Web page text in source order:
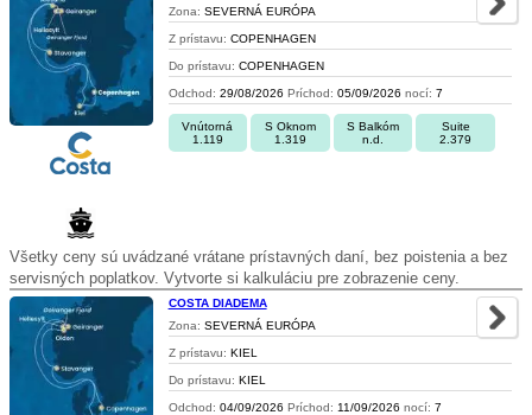
Zona: SEVERNÁ EURÓPA
Z prístavu: COPENHAGEN
Do prístavu: COPENHAGEN
Odchod: 29/08/2026 Príchod: 05/09/2026 nocí: 7
Vnútorná
1.119
S Oknom
1.319
S Balkóm
n.d.
Suite
2.379
Všetky ceny sú uvádzané vrátane prístavných daní, bez poistenia a bez
servisných poplatkov. Vytvorte si kalkuláciu pre zobrazenie ceny.
COSTA DIADEMA
Zona: SEVERNÁ EURÓPA
Z prístavu: KIEL
Do prístavu: KIEL
Odchod: 04/09/2026 Príchod: 11/09/2026 nocí: 7